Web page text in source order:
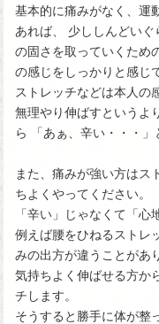
基本的に痛みがなく、運
あれば、 少ししんどい
の固さを取っていくため
の感じをしっかりと感じ
ストレッチなどは本人の
無理やり伸ばすというよ
ら 「あぁ、辛い・・・」
また、痛みが強い方はス
ちよくやってください。
「辛い」じゃなくて「心
例えば腰をひねるストレ
みの出方が違うことがあ
気持ちよく伸ばせる方か
チします。
そうすると勝手に体が整